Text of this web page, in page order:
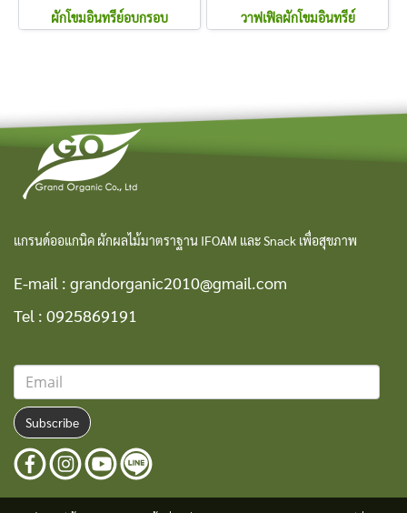
ผักโขมอินทรีย์อบกรอบ วาฟเฟิลผักโขมอินทรีย์
แกรนด์ออแกนิค ผักผลไม้มาตราฐาน IFOAM และ Snack เพื่อสุขภาพ
E-mail : grandorganic2010@gmail.com
Tel : 0925869191
Subscribe